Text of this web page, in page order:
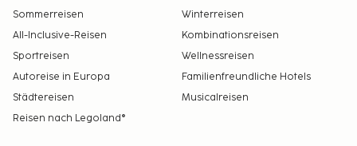
Sommerreisen
Winterreisen
All-Inclusive-Reisen
Kombinationsreisen
Sportreisen
Wellnessreisen
Autoreise in Europa
Familienfreundliche Hotels
Städtereisen
Musicalreisen
Reisen nach Legoland®